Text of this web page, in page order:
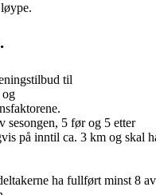
til
og
sesongen, 5 før og 5 etter
på inntil ca. 3 km og skal
ha fullført minst 8 av